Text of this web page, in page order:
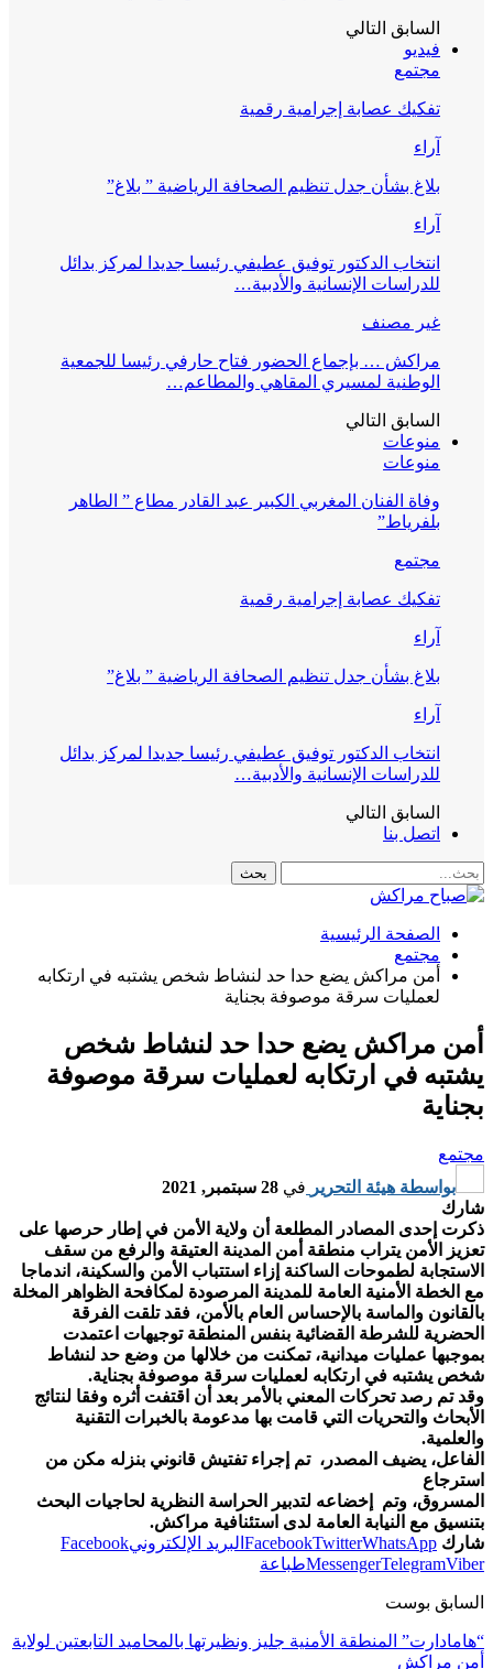
السابق التالي
فيديو
مجتمع
تفكيك عصابة إجرامية رقمية
آراء
بلاغ بشأن جدل تنظيم الصحافة الرياضية ” بلاغ”
آراء
انتخاب الدكتور توفيق عطيفي رئيسا جديدا لمركز بدائل
للدراسات الإنسانية والأدبية…
غير مصنف
مراكش … بإجماع الحضور فتاح حارفي رئيسا للجمعية
الوطنية لمسيري المقاهي والمطاعم…
السابق التالي
منوعات
منوعات
وفاة الفنان المغربي الكبير عبد القادر مطاع ” الطاهر
بلفرياط”
مجتمع
تفكيك عصابة إجرامية رقمية
آراء
بلاغ بشأن جدل تنظيم الصحافة الرياضية ” بلاغ”
آراء
انتخاب الدكتور توفيق عطيفي رئيسا جديدا لمركز بدائل
للدراسات الإنسانية والأدبية…
السابق التالي
اتصل بنا
الصفحة الرئيسية
مجتمع
أمن مراكش يضع حدا حد لنشاط شخص يشتبه في ارتكابه
لعمليات سرقة موصوفة بجناية
أمن مراكش يضع حدا حد لنشاط شخص
يشتبه في ارتكابه لعمليات سرقة موصوفة
بجناية
مجتمع
بواسطة هيئة التحرير في 28 سبتمبر, 2021
شارك
ذكرت إحدى المصادر المطلعة أن ولاية الأمن في إطار حرصها على
تعزيز الأمن يتراب منطقة أمن المدينة العتيقة والرفع من سقف
الاستجابة لطموحات الساكنة إزاء استتباب الأمن والسكينة، اندماجا
مع الخطة الأمنية العامة للمدينة المرصودة لمكافحة الظواهر المخلة
بالقانون والماسة بالإحساس العام بالأمن، فقد تلقت الفرقة
الحضرية للشرطة القضائية بنفس المنطقة توجيهات اعتمدت
بموجبها عمليات ميدانية، تمكنت من خلالها من وضع حد لنشاط
شخص يشتبه في ارتكابه لعمليات سرقة موصوفة بجناية.
وقد تم رصد تحركات المعني بالأمر بعد أن اقتفت أثره وفقا لنتائج
الأبحاث والتحريات التي قامت بها مدعومة بالخبرات التقنية
والعلمية.
الفاعل، يضيف المصدر، تم إجراء تفتيش قانوني بنزله مكن من
استرجاع
المسروق، وتم إخضاعه لتدبير الحراسة النظرية لحاجيات البحث
بتنسيق مع النيابة العامة لدى استئنافية مراكش.
شارك
FacebookTwitterWhatsApp البريد الإلكترونيFacebook
MessengerTelegramViber طباعة
السابق بوست
“هامادارت” المنطقة الأمنية جليز ونظيرتها بالمحاميد التابعتين لولاية
أمن مراكش